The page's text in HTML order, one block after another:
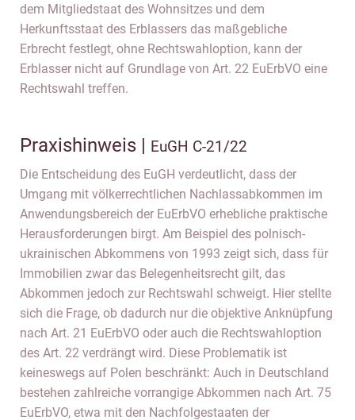
dem Mitgliedstaat des Wohnsitzes und dem
Herkunftsstaat des Erblassers das maßgebliche
Erbrecht festlegt, ohne Rechtswahloption, kann der
Erblasser nicht auf Grundlage von Art. 22 EuErbVO eine
Rechtswahl treffen.
Praxishinweis | EuGH C-21/22
Die Entscheidung des EuGH verdeutlicht, dass der
Umgang mit völkerrechtlichen Nachlassabkommen im
Anwendungsbereich der EuErbVO erhebliche praktische
Herausforderungen birgt. Am Beispiel des polnisch-
ukrainischen Abkommens von 1993 zeigt sich, dass für
Immobilien zwar das Belegenheitsrecht gilt, das
Abkommen jedoch zur Rechtswahl schweigt. Hier stellte
sich die Frage, ob dadurch nur die objektive Anknüpfung
nach Art. 21 EuErbVO oder auch die Rechtswahloption
des Art. 22 verdrängt wird. Diese Problematik ist
keineswegs auf Polen beschränkt: Auch in Deutschland
bestehen zahlreiche vorrangige Abkommen nach Art. 75
EuErbVO, etwa mit den Nachfolgestaaten der